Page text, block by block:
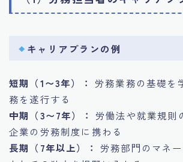
キャリアプランの例
短期（1〜3年）：
労務業務の基礎を
務を遂行する
中期（3〜7年）：
労働法や就業規則
企業の労務制度に携わる
長期（7年以上）：
労務部門のマネ